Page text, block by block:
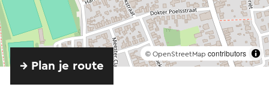
© OpenStreetMap contributors
→ Plan je route